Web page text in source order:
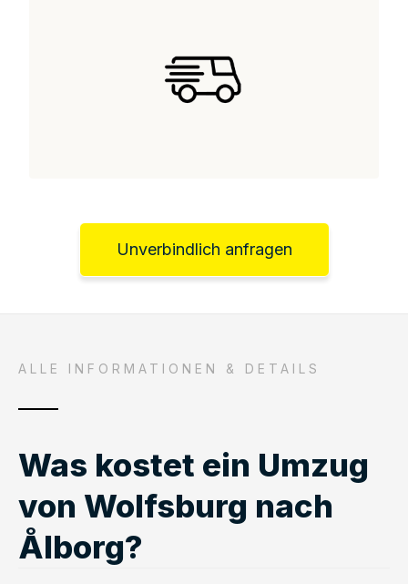
Unverbindlich anfragen
ALLE INFORMATIONEN & DETAILS
Was kostet ein Umzug
von Wolfsburg nach
Ålborg?